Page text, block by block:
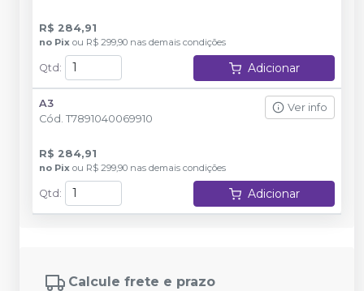
R$ 284,91
no Pix ou R$ 299,90 nas demais condições
Qtd : Adicionar
A3
Cód. T7891040069910
Ver info
R$ 284,91
no Pix ou R$ 299,90 nas demais condições
Qtd : Adicionar
Calcule frete e prazo